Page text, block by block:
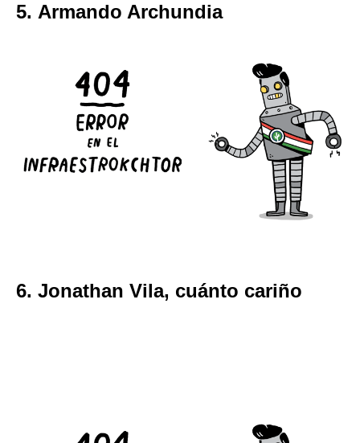
5. Armando Archundia
6. Jonathan Vila, cuánto cariño